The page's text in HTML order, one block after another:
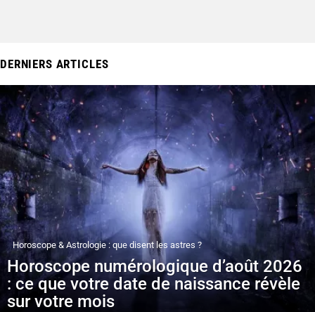
DERNIERS ARTICLES
Horoscope & Astrologie : que disent les astres ?
Horoscope numérologique d’août 2026
: ce que votre date de naissance révèle
sur votre mois